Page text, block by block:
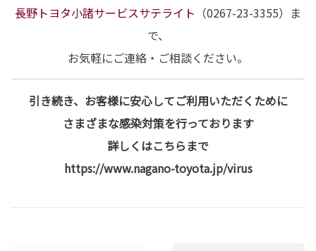
長野トヨタ小諸サービスサテライト （0267-23-3355）ま
で、
お気軽にご連絡・ご相談ください。
引き続き、お客様に安心してご利用いただくために
さまざまな感染対策を行っております
詳しくはこちらまで
https://www.nagano-toyota.jp/virus